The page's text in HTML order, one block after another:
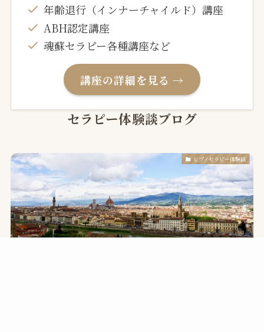
年齢退行（インナーチャイルド）講座
ABH認定講座
魂蘇セラピー各種講座など
講座の詳細を見る →
セラピー体験談ブログ
ヒプノセラピー体験談